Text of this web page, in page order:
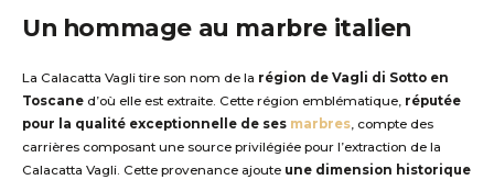
Un hommage au marbre italien
La Calacatta Vaglitire son nom de la région de Vagli di Sotto en
Toscane d’où elle est extraite. Cette région emblématique, réputée
pour la qualité exceptionnelle de ses marbres, compte des
carrières composant une source privilégiée pour l’extraction de la
Calacatta Vagli. Cette provenance ajoute une dimension historique